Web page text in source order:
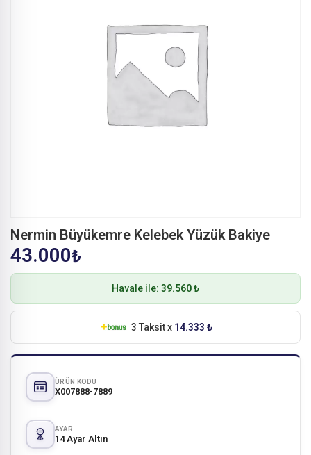
Nermin Büyükemre Kelebek Yüzük Bakiye
43.000₺
Havale ile: 39.560 ₺
3 Taksit x 14.333 ₺
ÜRÜN KODU
X007888-7889
AYAR
14 Ayar Altın